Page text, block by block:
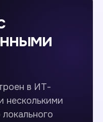
в ИТ-
несколькими